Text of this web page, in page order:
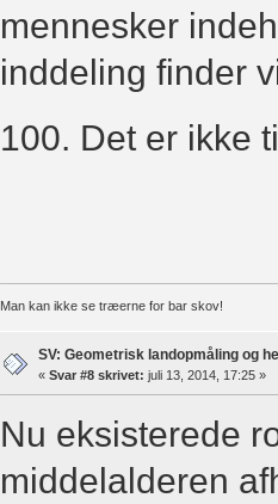
mennesker
inddeling finder
100. Det er ikke
Man kan ikke se træerne for bar skov!
SV: Geometrisk landopmåling og
« Svar #8 skrivet: juli 13, 2014, 17:25 »
Nu eksisterede
middelalderen